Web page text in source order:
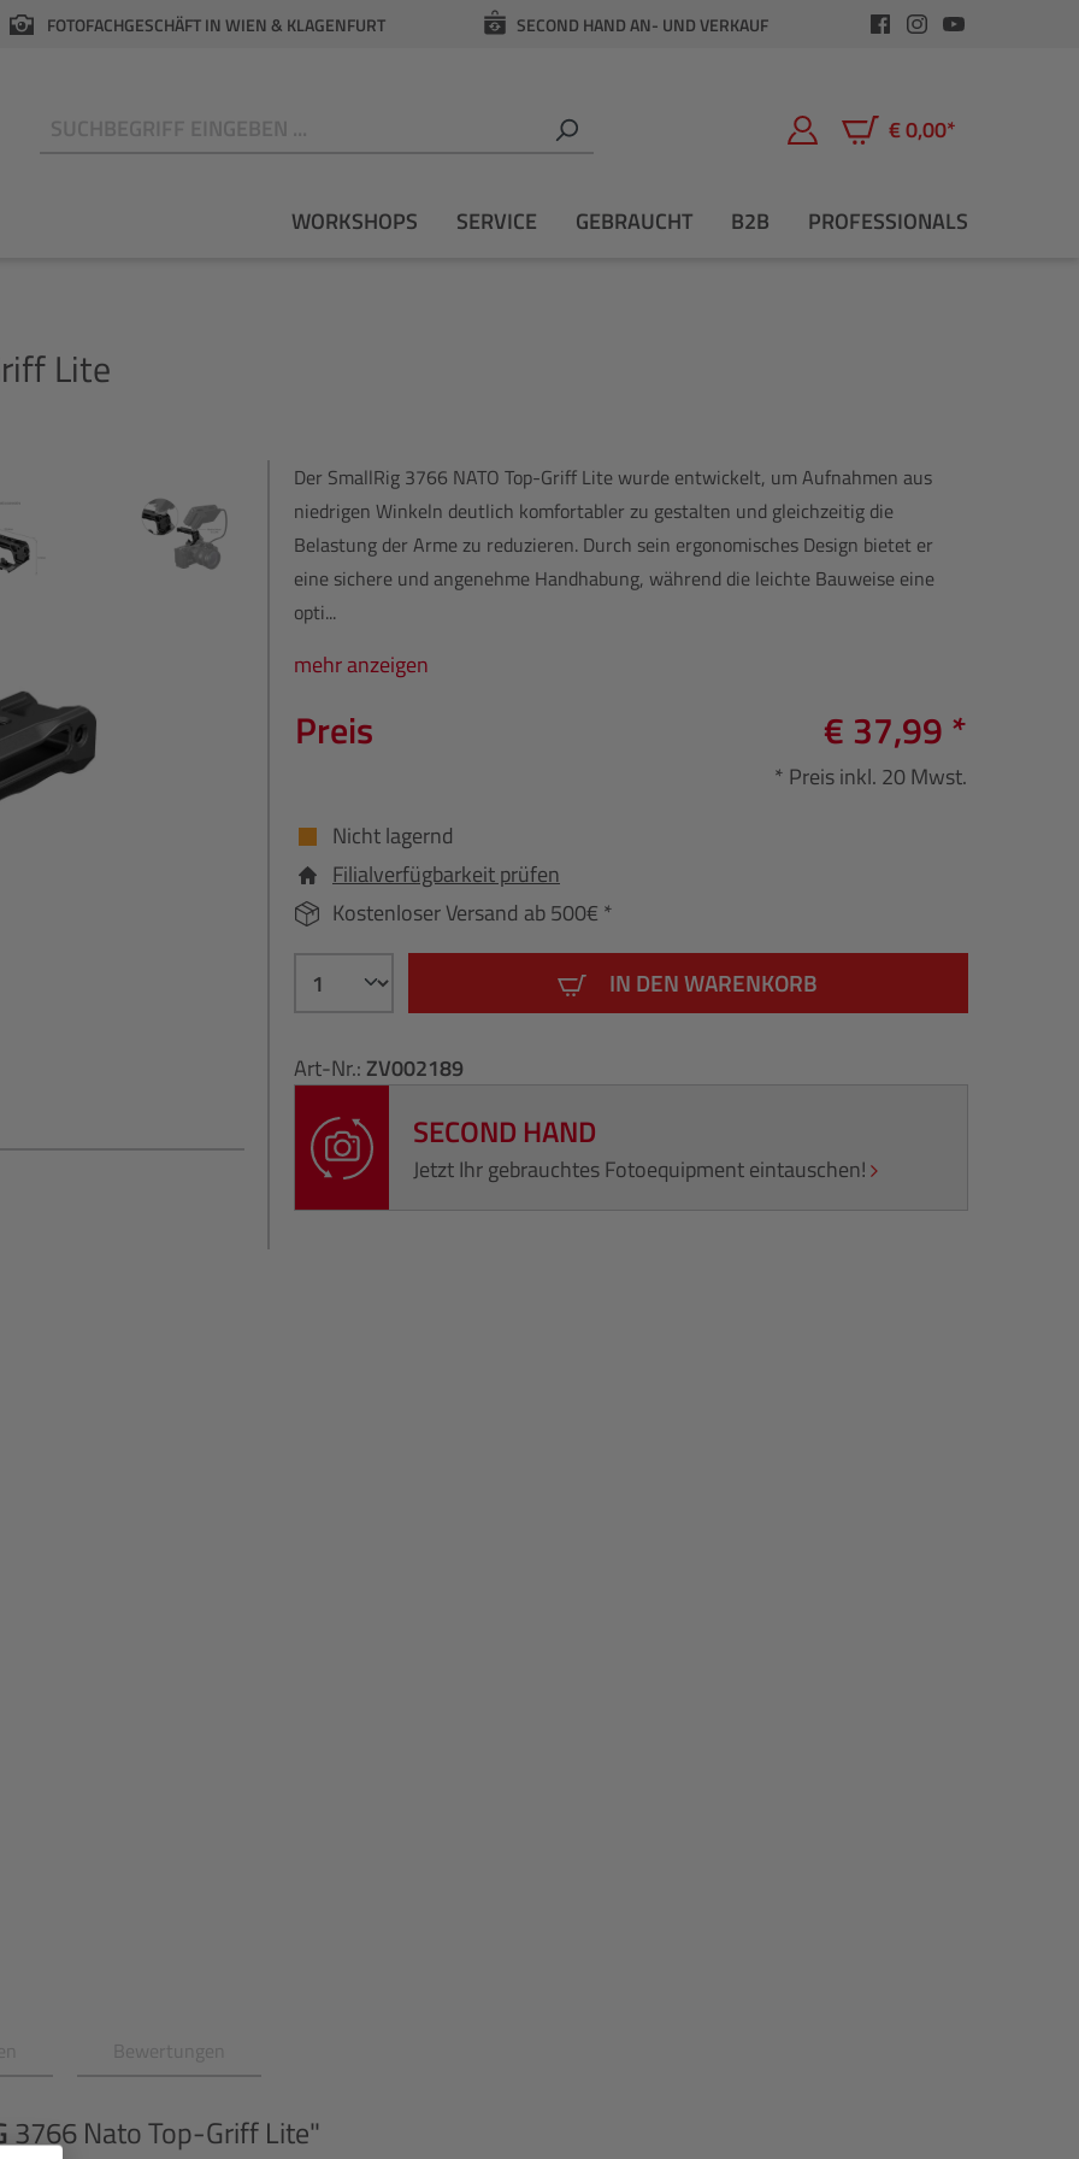
FOTOFACHGESCHÄFT IN WIEN & KLAGENFURT SECOND HAND AN- UND VERKAUF
€ 0,00*
Warenkorb enthält 0
WORKSHOPS SERVICE GEBRAUCHT B2B PROFESSIONALS
Lite
Der SmallRig 3766 NATO Top-Griff Lite wurde entwickelt, um Aufnahmen aus
niedrigen Winkeln deutlich komfortabler zu gestalten und gleichzeitig die
Belastung der Arme zu reduzieren. Durch sein ergonomisches Design bietet er
eine sichere und angenehme Handhabung, während die leichte Bauweise eine
opti...
mehr anzeigen
Preis € 37,99 *
* Preis inkl. 20 Mwst.
Nicht lagernd
Filialverfügbarkeit prüfen
Kostenloser Versand ab 500€ *
IN DEN WARENKORB
Art-Nr.: ZV002189
SECOND HAND
Jetzt Ihr gebrauchtes Fotoequipment eintauschen!
Bewertungen
3766 Nato Top-Griff Lite"